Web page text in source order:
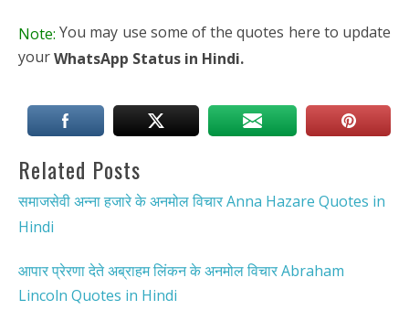
Note: You may use some of the quotes here to update
yourWhatsApp Status in Hindi.
Related Posts
समाजसेवी अन्ना हजारे के अनमोल विचार Anna Hazare Quotes in
Hindi
आपार प्रेरणा देते अब्राहम लिंकन के अनमोल विचार Abraham
Lincoln Quotes in Hindi